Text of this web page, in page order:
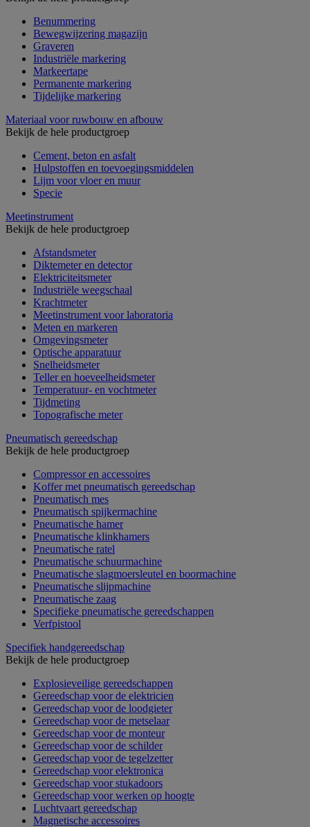
Benummering
Bewegwijzering magazijn
Graveren
Industriële markering
Markeertape
Permanente markering
Tijdelijke markering
Materiaal voor ruwbouw en afbouw
Bekijk de hele productgroep
Cement, beton en asfalt
Hulpstoffen en toevoegingsmiddelen
Lijm voor vloer en muur
Specie
Meetinstrument
Bekijk de hele productgroep
Afstandsmeter
Diktemeter en detector
Elektriciteitsmeter
Industriële weegschaal
Krachtmeter
Meetinstrument voor laboratoria
Meten en markeren
Omgevingsmeter
Optische apparatuur
Snelheidsmeter
Teller en hoeveelheidsmeter
Temperatuur- en vochtmeter
Tijdmeting
Topografische meter
Pneumatisch gereedschap
Bekijk de hele productgroep
Compressor en accessoires
Koffer met pneumatisch gereedschap
Pneumatisch mes
Pneumatisch spijkermachine
Pneumatische hamer
Pneumatische klinkhamers
Pneumatische ratel
Pneumatische schuurmachine
Pneumatische slagmoersleutel en boormachine
Pneumatische slijpmachine
Pneumatische zaag
Specifieke pneumatische gereedschappen
Verfpistool
Specifiek handgereedschap
Bekijk de hele productgroep
Explosieveilige gereedschappen
Gereedschap voor de elektricien
Gereedschap voor de loodgieter
Gereedschap voor de metselaar
Gereedschap voor de monteur
Gereedschap voor de schilder
Gereedschap voor de tegelzetter
Gereedschap voor elektronica
Gereedschap voor stukadoors
Gereedschap voor werken op hoogte
Luchtvaart gereedschap
Magnetische accessoires